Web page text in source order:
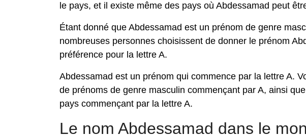
le pays, et il existe même des pays où Abdessamad peut
Étant donné que Abdessamad est un prénom de genre
nombreuses personnes choisissent de donner le prénom
préférence pour la lettre A.
Abdessamad est un prénom qui commence par la lettre A.
de prénoms de genre masculin commençant par A, ainsi
pays commençant par la lettre A.
Le nom Abdessamad dans le